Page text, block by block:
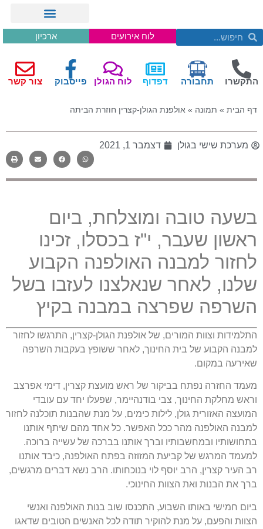
לוח אירועים ארכיון
התקשרו תחבורה דפדוף לוח הגולן פייסבוק צור קשר
דף הבית » תמונה » אולפנת הגולן-קצרין חוזרת הביתה
מערכת שישי בגולן דצמבר 1, 2021
בשעה טובה ומוצלחת, ביום
ראשון שעבר, י"ז בכסלו, זכינו
לחזור למבנה האולפנה הקבוע
שלנו, לאחר שנאלצנו לעזבו בשל
השרפה שפרצה במבנה בקיץ
התלמידות וצוות המורים, של אולפנת הגולן-קצרין, התרגשו לחזור
למבנה הקבוע של בית החינוך, לאחר ששופץ בעקבות השרפה
שאירעה במקום.
מעמד החזרה נפתח בביקור של ראש מועצת קצרין, דימי אפרצב
וראש מחלקת החינוך, צבי בודנהיימר, שפעלו יחד עם עובדי
המועצה האזורית גולן, לילות כימים, על מנת שהבנות תוכלנה לחזור
למבנה האולפנה מהר ככל האפשר. כל אחד מהם שיתף אותנו
בתחושותיו ובמחשבותיו וברך אותנו בברכה של עשייה ברוכה.
למעמד המרגש של קביעת המזוזה בפתח האולפנה, כיבד אותנו
רב העיר קצרין, הרב יוסף לוי בנוכחותו. הרב נשא דברים מרגשים,
ברך את הבנות ואת הצוות החינוכי.
ביום חמישי באותו השבוע, התכנסו שוב בנות האולפנה ואנשי
הצוות והפעם, על מנת להוקיר תודה לכל האנשים הטובים שדאגו